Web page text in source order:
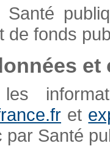
de fonds
et
et
par Santé